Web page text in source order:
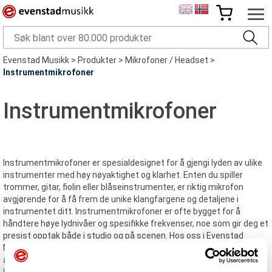
Evenstad Musikk>Produkter>Mikrofoner / Headset>
Instrumentmikrofoner
Instrumentmikrofoner
Instrumentmikrofoner er spesialdesignet for å gjengi lyden av ulike
instrumenter med høy nøyaktighet og klarhet. Enten du spiller
trommer, gitar, fiolin eller blåseinstrumenter, er riktig mikrofon
avgjørende for å få frem de unike klangfargene og detaljene i
instrumentet ditt. Instrumentmikrofoner er ofte bygget for å
håndtere høye lydnivåer og spesifikke frekvenser, noe som gir deg et
presist opptak både i studio og på scenen. Hos oss i Evenstad
Musikk finner du et stort utvalg av instrumentmikrofoner fra
anerkjente produsenter som
Audix.